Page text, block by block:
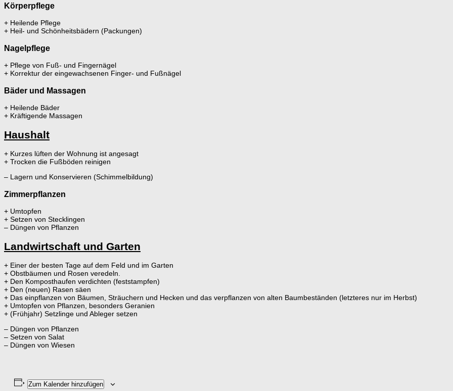
Körperpflege
+ Heilende Pflege
+ Heil- und Schönheitsbädern (Packungen)
Nagelpflege
+ Pflege von Fuß- und Fingernägel
+ Korrektur der eingewachsenen Finger- und Fußnägel
Bäder und Massagen
+ Heilende Bäder
+ Kräftigende Massagen
Haushalt
+ Kurzes lüften der Wohnung ist angesagt
+ Trocken die Fußböden reinigen
– Lagern und Konservieren (Schimmelbildung)
Zimmerpflanzen
+ Umtopfen
+ Setzen von Stecklingen
– Düngen von Pflanzen
Landwirtschaft und Garten
+ Einer der besten Tage auf dem Feld und im Garten
+ Obstbäumen und Rosen veredeln.
+ Den Komposthaufen verdichten (feststampfen)
+ Den (neuen) Rasen säen
+ Das einpflanzen von Bäumen, Sträuchern und Hecken und das verpflanzen von alten Baumbeständen (letzteres nur im Herbst)
+ Umtopfen von Pflanzen, besonders Geranien
+ (Frühjahr) Setzlinge und Ableger setzen
– Düngen von Pflanzen
– Setzen von Salat
– Düngen von Wiesen
Zum Kalender hinzufügen